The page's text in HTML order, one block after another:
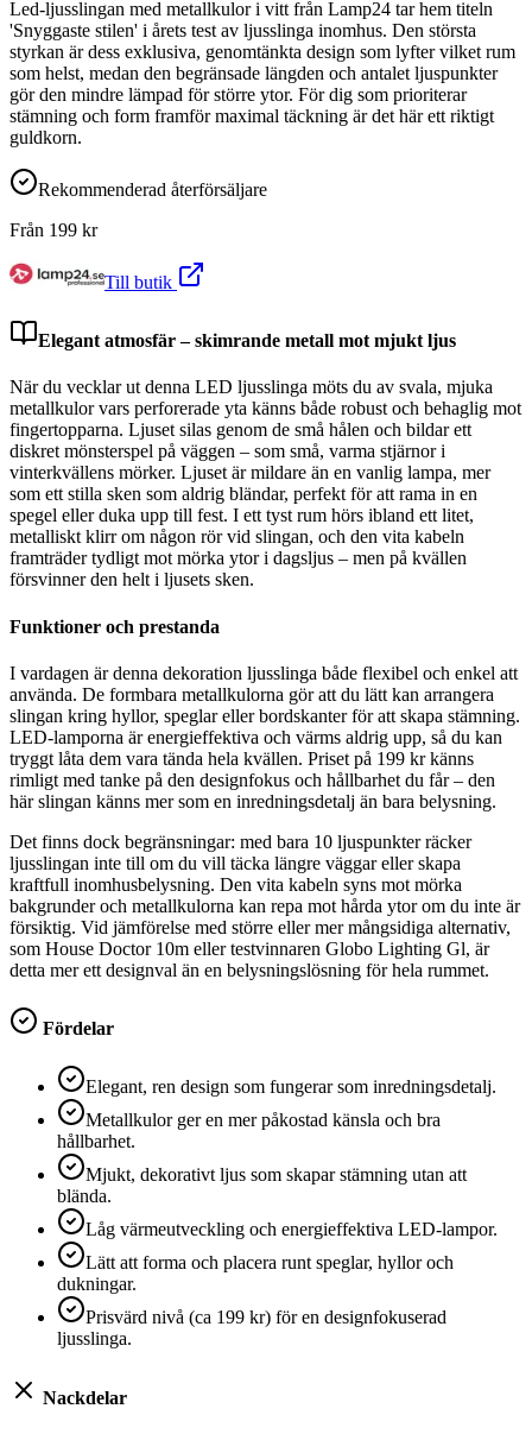
Led-ljusslingan med metallkulor i vitt från Lamp24 tar hem titeln
'Snyggaste stilen' i årets test av ljusslinga inomhus. Den största
styrkan är dess exklusiva, genomtänkta design som lyfter vilket rum
som helst, medan den begränsade längden och antalet ljuspunkter
gör den mindre lämpad för större ytor. För dig som prioriterar
stämning och form framför maximal täckning är det här ett riktigt
guldkorn.
Rekommenderad återförsäljare
Från 199 kr
Till butik
Elegant atmosfär – skimrande metall mot mjukt ljus
När du vecklar ut denna LED ljusslinga möts du av svala, mjuka
metallkulor vars perforerade yta känns både robust och behaglig mot
fingertopparna. Ljuset silas genom de små hålen och bildar ett
diskret mönsterspel på väggen – som små, varma stjärnor i
vinterkvällens mörker. Ljuset är mildare än en vanlig lampa, mer
som ett stilla sken som aldrig bländar, perfekt för att rama in en
spegel eller duka upp till fest. I ett tyst rum hörs ibland ett litet,
metalliskt klirr om någon rör vid slingan, och den vita kabeln
framträder tydligt mot mörka ytor i dagsljus – men på kvällen
försvinner den helt i ljusets sken.
Funktioner och prestanda
I vardagen är denna dekoration ljusslinga både flexibel och enkel att
använda. De formbara metallkulorna gör att du lätt kan arrangera
slingan kring hyllor, speglar eller bordskanter för att skapa stämning.
LED-lamporna är energieffektiva och värms aldrig upp, så du kan
tryggt låta dem vara tända hela kvällen. Priset på 199 kr känns
rimligt med tanke på den designfokus och hållbarhet du får – den
här slingan känns mer som en inredningsdetalj än bara belysning.
Det finns dock begränsningar: med bara 10 ljuspunkter räcker
ljusslingan inte till om du vill täcka längre väggar eller skapa
kraftfull inomhusbelysning. Den vita kabeln syns mot mörka
bakgrunder och metallkulorna kan repa mot hårda ytor om du inte är
försiktig. Vid jämförelse med större eller mer mångsidiga alternativ,
som House Doctor 10m eller testvinnaren Globo Lighting Gl, är
detta mer ett designval än en belysningslösning för hela rummet.
Fördelar
Elegant, ren design som fungerar som inredningsdetalj.
Metallkulor ger en mer påkostad känsla och bra
hållbarhet.
Mjukt, dekorativt ljus som skapar stämning utan att
blända.
Låg värmeutveckling och energieffektiva LED-lampor.
Lätt att forma och placera runt speglar, hyllor och
dukningar.
Prisvärd nivå (ca 199 kr) för en designfokuserad
ljusslinga.
Nackdelar